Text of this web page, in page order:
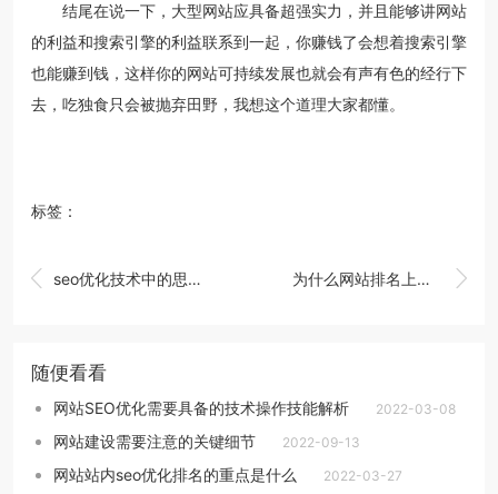
结尾在说一下，大型网站应具备超强实力，并且能够讲网站
的利益和搜索引擎的利益联系到一起，你赚钱了会想着搜索引擎
也能赚到钱，这样你的网站可持续发展也就会有声有色的经行下
去，吃独食只会被抛弃田野，我想这个道理大家都懂。
标签：
 seo优化技术中的思维方式 
为什么网站排名上不来
随便看看
网站SEO优化需要具备的技术操作技能解析 2022-03-08
网站建设需要注意的关键细节 2022-09-13
网站站内seo优化排名的重点是什么 2022-03-27